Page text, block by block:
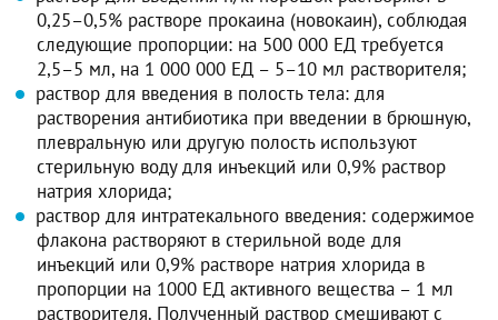
0,25–0,5% растворе прокаина (новокаин), соблюдая
следующие пропорции: на 500 000 ЕД требуется
2,5–5 мл, на 1 000 000 ЕД – 5–10 мл растворителя;
раствор для введения в полость тела: для
растворения антибиотика при введении в брюшную,
плевральную или другую полость используют
стерильную воду для инъекций или 0,9% раствор
натрия хлорида;
раствор для интратекального введения: содержимое
флакона растворяют в стерильной воде для
инъекций или 0,9% растворе натрия хлорида в
пропорции на 1000 ЕД активного вещества – 1 мл
растворителя. Полученный раствор смешивают с